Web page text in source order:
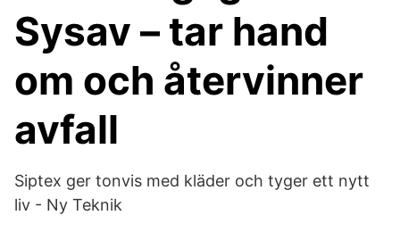
Sysav – tar hand
om och återvinner
avfall
Siptex ger tonvis med kläder och tyger ett nytt
liv - Ny Teknik